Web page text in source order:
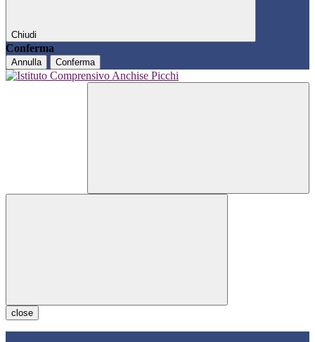
Chiudi
Conferma
Annulla Conferma
close